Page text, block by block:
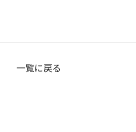
一覧に戻る